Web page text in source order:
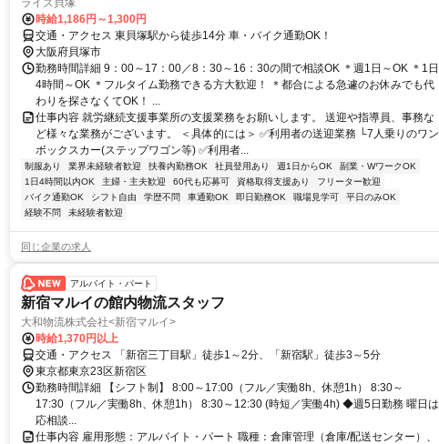
ライズ貝塚
時給1,186円～1,300円
交通・アクセス 東貝塚駅から徒歩14分 車・バイク通勤OK！
大阪府貝塚市
勤務時間詳細 9：00～17：00／8：30～16：30の間で相談OK ＊週1日～OK ＊1日
4時間～OK ＊フルタイム勤務できる方大歓迎！ ＊都合による急遽のお休みでも代
わりを探さなくてOK！ ...
仕事内容 就労継続支援事業所の支援業務をお願いします。 送迎や指導員、事務な
ど様々な業務がございます。 ＜具体的には＞ ✅利用者の送迎業務 └7人乗りのワン
ボックスカー(ステップワゴン等) ✅利用者...
制服あり 業界未経験者歓迎 扶養内勤務OK 社員登用あり 週1日からOK
副業・WワークOK
1日4時間以内OK
主婦・主夫歓迎 60代も応募可 資格取得支援あり
フリーター歓迎
バイク通勤OK
シフト自由 学歴不問 車通勤OK 即日勤務OK 職場見学可
平日のみOK
経験不問
未経験者歓迎
同じ企業の求人
アルバイト・パート
新宿マルイの館内物流スタッフ
大和物流株式会社<新宿マルイ>
時給1,370円以上
交通・アクセス 「新宿三丁目駅」徒歩1～2分、「新宿駅」徒歩3～5分
東京都東京23区新宿区
勤務時間詳細 【シフト制】 8:00～17:00（フル／実働8h、休憩1h） 8:30～
17:30（フル／実働8h、休憩1h） 8:30～12:30 (時短／実働4h) ◆週5日勤務 曜日は
応相談...
仕事内容 雇用形態：アルバイト・パート 職種：倉庫管理（倉庫/配送センター）、